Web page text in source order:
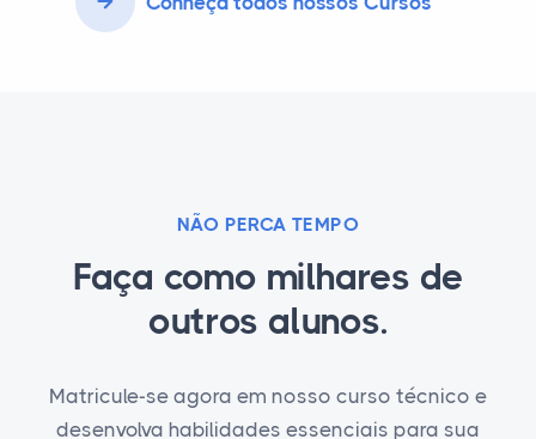
NÃO PERCA TEMPO
Faça como milhares de
outros alunos.
Matricule-se agora em nosso curso técnico e
desenvolva habilidades essenciais para sua